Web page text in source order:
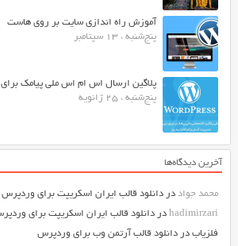
آموزش راه اندازی سایت بر روی هاست
پنج‌شنبه ، 13 سپتامبر
پلاگین ارسال اس ام اس ملی پیامک
پنج‌شنبه ، 25 ژانویه
آخرین دیدگاه‌ها
محمد جواددر دانلود قالب ایران اسکریپت برای وردپرس
hadimirzariدر دانلود قالب ایران اسکریپت برای
فلزیابدر دانلود قالب آرتمن وب برای وردپرس